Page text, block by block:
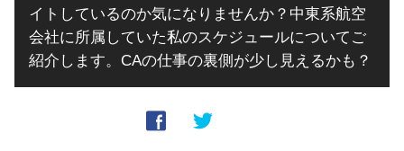
イトしているのか気になりませんか？中東系航空
会社に所属していた私のスケジュールについてご
紹介します。CAの仕事の裏側が少し見えるかも？